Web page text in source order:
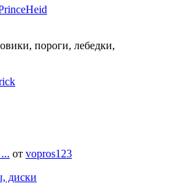
пороги, лебедки,
от vopros123
диски